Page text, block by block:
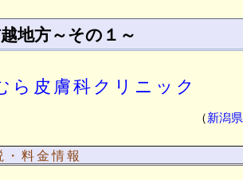
地方～その１～
ら皮膚科クリニック
（新潟県
・料金情報